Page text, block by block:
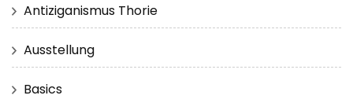
Antiziganismus Thorie
Ausstellung
Basics